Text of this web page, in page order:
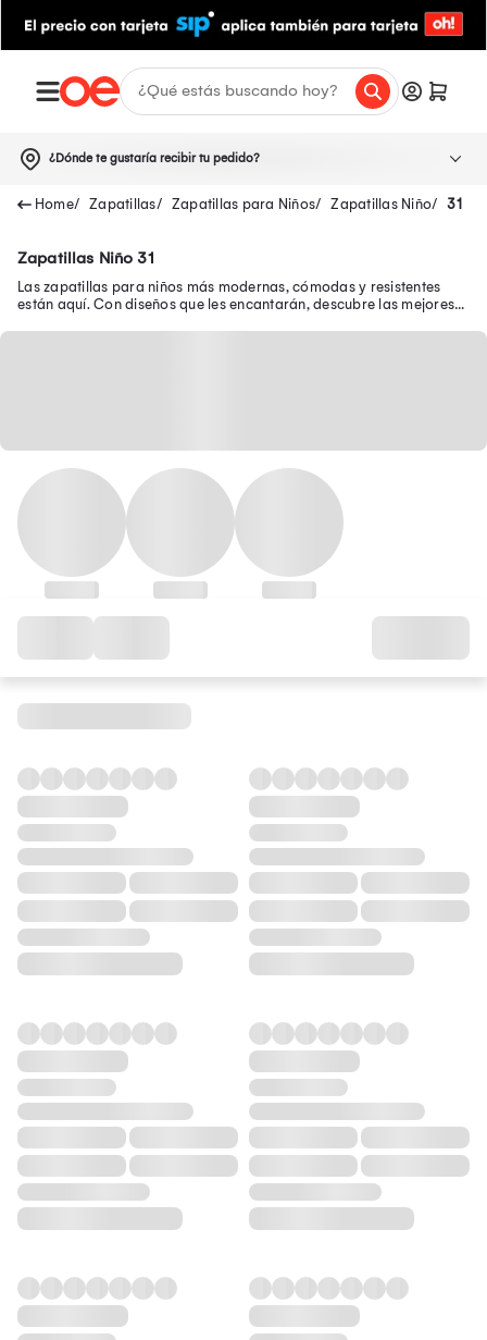
¿Dónde te gustaría recibir tu pedido?
Zapatillas Zapatillas para Niños Zapatillas Niño 31
Zapatillas Niño 31
Las zapatillas para niños más modernas, cómodas y resistentes
están aquí. Con diseños que les encantarán, descubre las mejores